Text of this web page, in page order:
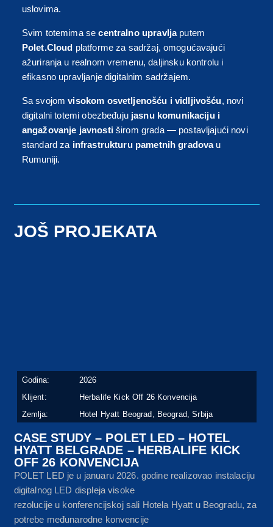
uslovima.
Svim totemima secentralno upravlja putem
Polet.Cloud platforme za sadržaj, omogućavajući
ažuriranja u realnom vremenu, daljinsku kontrolu i
efikasno upravljanje digitalnim sadržajem.
Sa svojomvisokom osvetljenošću i vidljivošću, novi
digitalni totemi obezbeđuju jasnu komunikaciju i
angažovanje javnosti širom grada — postavljajući novi
standard za infrastrukturu pametnih gradova u
Rumuniji.
JOŠ PROJEKATA
Godina:
2026
Klijent:
Herbalife Kick Off 26 Konvencija
Zemlja:
Hotel Hyatt Beograd, Beograd, Srbija
CASE STUDY – POLET LED – HOTEL
HYATT BELGRADE – HERBALIFE KICK
OFF 26 KONVENCIJA
POLET LED je u januaru 2026. godine realizovao instalaciju
digitalnog LED displeja visoke
rezolucije u konferencijskoj sali Hotela Hyatt u Beogradu, za
potrebe međunarodne konvencije